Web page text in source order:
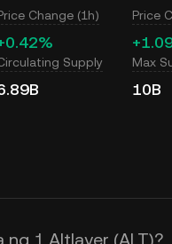
Change (1h) Price
Supply Max
10B
ng 1 Altlayer (ALT)?